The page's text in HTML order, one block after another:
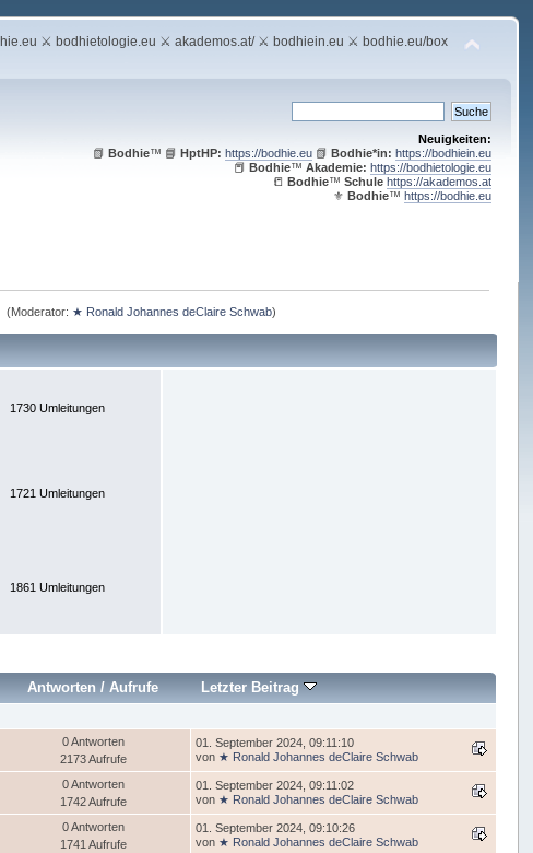
⚔ bodhietologie.eu ⚔ akademos.at/ ⚔ bodhiein.eu ⚔ bodhie.eu/box
Neuigkeiten:
📗 Bodhie™ 📘 HptHP: https://bodhie.eu📗 Bodhie*in: https://bodhiein.eu
📕 Bodhie™ Akademie: https://bodhietologie.eu
📒 Bodhie™ Schule https://akademos.at
⚜ Bodhie™ https://bodhie.eu
(Moderator: ★ Ronald Johannes deClaire Schwab)
1730 Umleitungen
1721 Umleitungen
1861 Umleitungen
Antworten /Aufrufe Letzter Beitrag
0 Antworten
2173 Aufrufe
01. September 2024, 09:11:10
von ★ Ronald Johannes deClaire Schwab
0 Antworten
1742 Aufrufe
01. September 2024, 09:11:02
von ★ Ronald Johannes deClaire Schwab
0 Antworten
1741 Aufrufe
01. September 2024, 09:10:26
von ★ Ronald Johannes deClaire Schwab